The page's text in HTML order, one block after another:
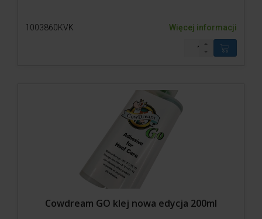
1003860KVK Więcej informacji
Cowdream GO klej nowa edycja 200ml